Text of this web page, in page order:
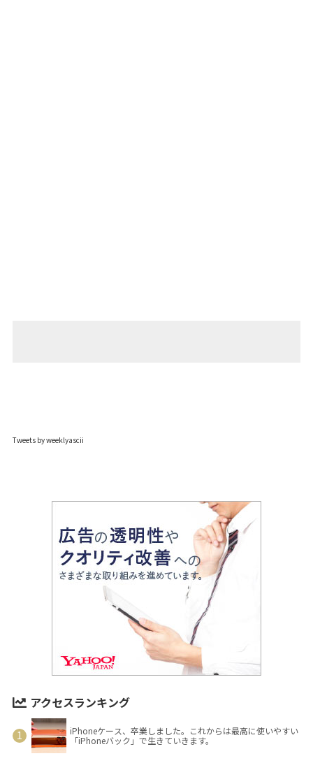
Tweets by weeklyascii
アクセスランキング
iPhoneケース、卒業しました。これからは最高に使いやすい
「iPhoneバック」で生きていきます。